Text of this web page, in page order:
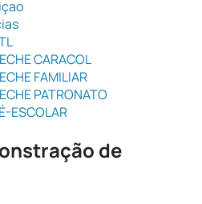
CARACOL
FAMILIAR
PATRONATO
ESCOLAR
de